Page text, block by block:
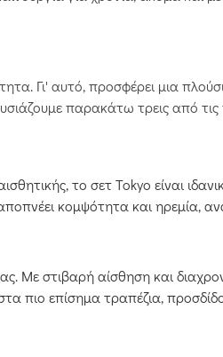
Γι' αυτό, προσφέρει μια
παρακάτω τρεις από τις
το σετ Tokyo είναι
κομψότητα και ηρεμία,
Με στιβαρή αίσθηση και
πιο επίσημα τραπέζια,